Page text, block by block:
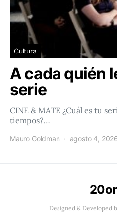
Cultura
A cada quién
serie
CINE & MATE ¿Cuál es tu
tiempos?…
Mauro Goldman agosto 4, 2026
Designed & Developed